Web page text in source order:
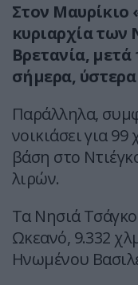
Στον Μαυρίκιο
κυριαρχία
Βρετανία,
σήμερα,
Παράλληλα,
νοικιάσει για
βάση στο
λιρών.
Τα Νησιά
Ωκεανό, 9.332
Ηνωμένου